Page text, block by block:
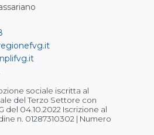
sociale iscritta al
del Terzo Settore con
del 04.10.2022 Iscrizione al
n. 01287310302 | Numero